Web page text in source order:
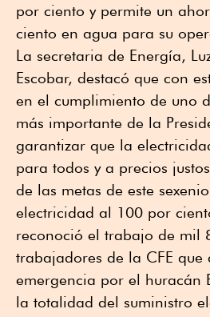
por ciento y permite un
ciento en agua para su
La secretaria de Energía,
Escobar, destacó que con
en el cumplimiento de uno
más importante de la
garantizar que la
para todos y a precios
de las metas de este
electricidad al 100 por
reconoció el trabajo de mil
trabajadores de la CFE que
emergencia por el huracán
la totalidad del suministro